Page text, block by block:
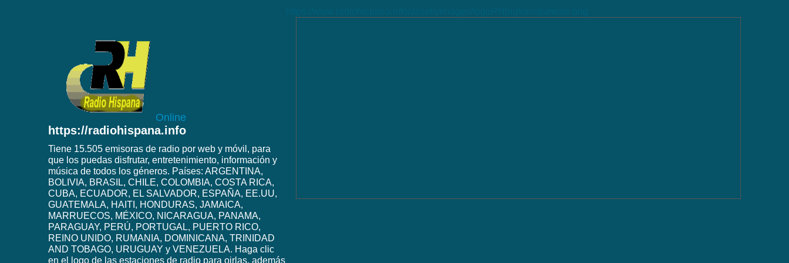
Online
https://radiohispana.info
Tiene 15.505 emisoras de radio por web y móvil, para
que los puedas disfrutar, entretenimiento, información y
música de todos los géneros. Países: ARGENTINA,
BOLIVIA, BRASIL, CHILE, COLOMBIA, COSTA RICA,
CUBA, ECUADOR, EL SALVADOR, ESPAÑA, EE.UU,
GUATEMALA, HAITI, HONDURAS, JAMAICA,
MARRUECOS, MÉXICO, NICARAGUA, PANAMA,
PARAGUAY, PERÚ, PORTUGAL, PUERTO RICO,
REINO UNIDO, RUMANIA, DOMINICANA, TRINIDAD
AND TOBAGO, URUGUAY y VENEZUELA. Haga clic
en el logo de las estaciones de radio para oirlas, además